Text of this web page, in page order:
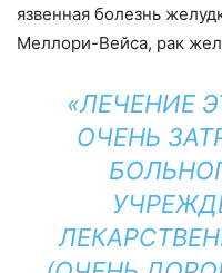
язвенная болезнь
Меллори-Вейса, рак
«ЛЕЧЕНИЕ
ОЧЕНЬ